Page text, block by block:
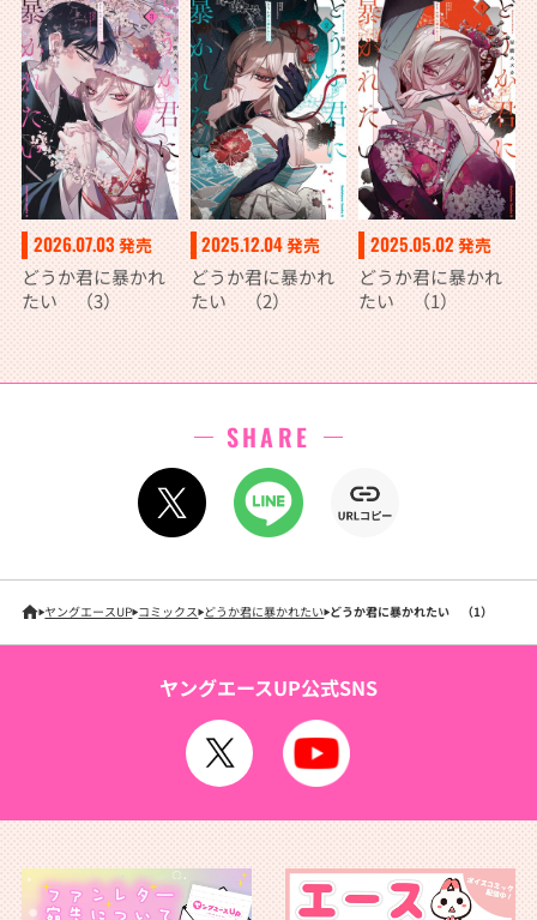
2026.07.03 発売
どうか君に暴かれ
たい （3）
2025.12.04発売
どうか君に暴かれ
たい （2）
2025.05.02 発売
どうか君に暴かれ
たい （1）
SHARE
ヤングエースUP コミックス どうか君に暴かれたい どうか君に暴かれたい （1）
ヤングエースUP公式SNS